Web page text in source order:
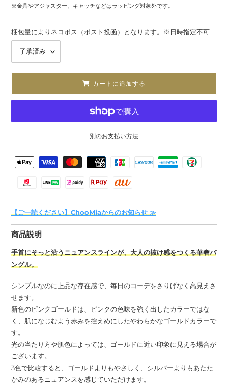
※金具やアジャスター、キャッチなどはラッピング対象外です。
梱包量によりネコポス（ポスト投函）となります。※日時指定不可
カートに追加する
別のお支払い方法
カ
ー
品
を
追
加
す
決
済
【ご一読ください】ChooMiaからのお知らせ ≫
商品説明
手首にそっと沿うニュアンスラインが、大人の抜け感をつくる華奢バ
ングル。
シンプルなのに上品な存在感で、毎日のコーデをさりげなく高見えさ
せます。
新色のピンクゴールドは、ピンクの色味を強く出したカラーではな
く、肌になじむよう赤みを控えめにしたやわらかなゴールドカラーで
す。
光の当たり方や肌色によっては、ゴールドに近い印象に見える場合が
ございます。
3色で比較すると、ゴールドよりもやさしく、シルバーよりもあたた
かみのあるニュアンスを感じていただけます。